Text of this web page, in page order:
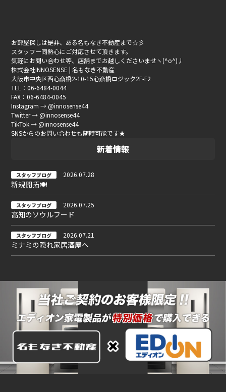
お部屋探しは是非、ある名もなき不動産まで☆彡
スタッフ一同熱心にご対応させて頂きます。
気軽にお問い合わせ等、店舗までお越しくださいませヽ(^o^)丿
株式会社INNOSENSE | 名もなき不動産
大阪市中央区西心斎橋2-10-15心斎橋ロジック2F-F2
TEL：06-6484-0044
FAX：06-6484-0045
Instagram → @innosense44
Twitter → @innosense44
TikTok → @innosense44
SNSからのお問い合わせも随時可能です★
新着情報
スタッフブログ 2026.07.28
新規開拓🍽
スタッフブログ 2026.07.25
高知のソウルフード
スタッフブログ 2026.07.21
ミナミの隠れ家居酒屋へ